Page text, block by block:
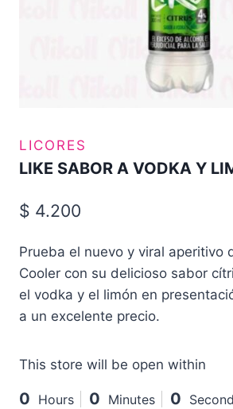
LICORES
LIKE SABOR A VODKA Y
$ 4.200
Prueba el nuevo y viral aperitivo
Cooler con su delicioso sabor
el vodka y el limón en
a un excelente precio.
This store will be open within
0 Hours 0 Minutes 0